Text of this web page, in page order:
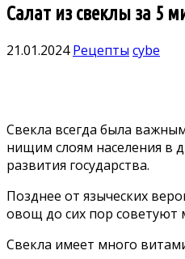
Салат из свеклы за 5
21.01.2024 Рецепты cybe
Свекла всегда была
нищим слоям населения в
развития государства.
Позднее от языческих
овощ до сих пор советуют
Свекла имеет много